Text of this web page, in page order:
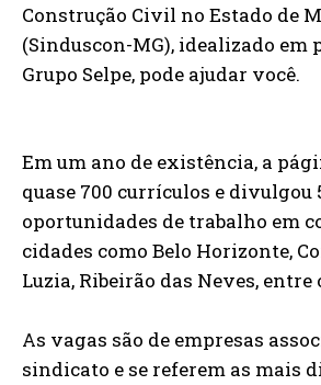
Construção Civil no Estado de
(Sinduscon-MG), idealizado em
Grupo Selpe, pode ajudar você.
Em um ano de existência, a
quase 700 currículos e divulgou
oportunidades de trabalho em
cidades como Belo Horizonte,
Luzia, Ribeirão das Neves, entre
As vagas são de empresas
sindicato e se referem as mais